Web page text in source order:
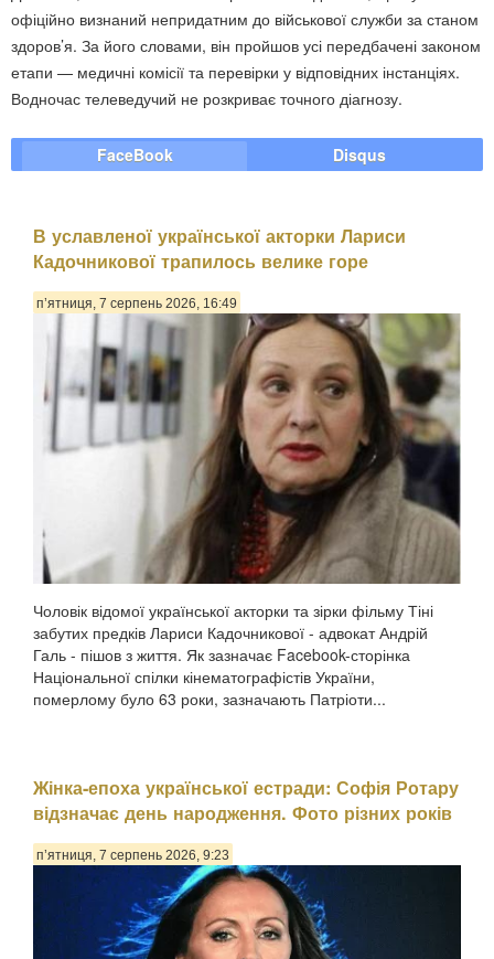
офіційно визнаний непридатним до військової служби за станом
здоров’я. За його словами, він пройшов усі передбачені законом
етапи — медичні комісії та перевірки у відповідних інстанціях.
Водночас телеведучий не розкриває точного діагнозу.
FaceBook Disqus
В уславленої української акторки Лариси
Кадочникової трапилось велике горе
п’ятниця, 7 серпень 2026, 16:49
Чоловік відомої української акторки та зірки фільму Тіні
забутих предків Лариси Кадочникової - адвокат Андрій
Галь - пішов з життя. Як зазначає Facebook-сторінка
Національної спілки кінематографістів України,
померлому було 63 роки, зазначають Патріоти...
Жінка-епоха української естради: Софія Ротару
відзначає день народження. Фото різних років
п’ятниця, 7 серпень 2026, 9:23